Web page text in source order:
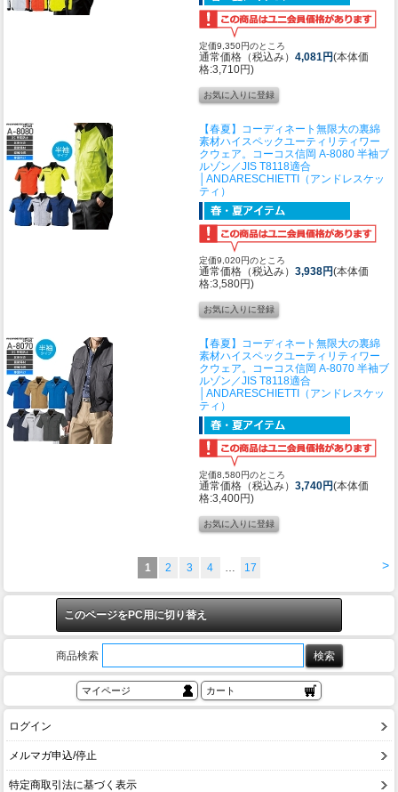
定価9,350円のところ
通常価格（税込み） 4,081円(本体価
格:3,710円)
【春夏】コーディネート無限大の裏綿
素材ハイスペックユーティリティワー
クウェア。 コーコス信岡 A-8080 半袖ブ
ルゾン／JIS T8118適合
│ANDARESCHIETTI（アンドレスケッ
ティ）
定価9,020円のところ
通常価格（税込み） 3,938円(本体価
格:3,580円)
【春夏】コーディネート無限大の裏綿
素材ハイスペックユーティリティワー
クウェア。 コーコス信岡 A-8070 半袖ブ
ルゾン／JIS T8118適合
│ANDARESCHIETTI（アンドレスケッ
ティ）
定価8,580円のところ
通常価格（税込み） 3,740円(本体価
格:3,400円)
>
1 2 3 4 … 17
このページをPC用に切り替え
商品検索
マイページ カート
ログイン
メルマガ申込/停止
特定商取引法に基づく表示